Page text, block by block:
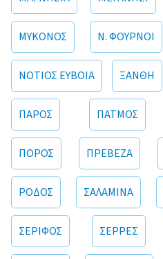
ΜΥΚΟΝΟΣ Ν. ΦΟΥΡΝΟΙ
ΝΟΤΙΟΣ ΕΥΒΟΙΑ ΞΑΝΘΗ
ΠΑΡΟΣ ΠΑΤΜΟΣ
ΠΟΡΟΣ ΠΡΕΒΕΖΑ
ΡΟΔΟΣ ΣΑΛΑΜΙΝΑ
ΣΕΡΙΦΟΣ ΣΕΡΡΕΣ